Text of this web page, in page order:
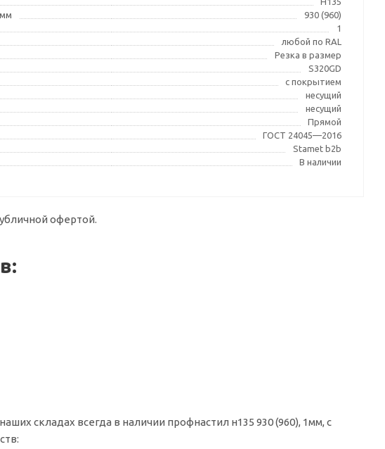
930 (960)
1
любой по RAL
Резка в размер
S320GD
с покрытием
несущий
несущий
Прямой
ГОСТ 24045—2016
Stamet b2b
В наличии
офертой.
складах всегда в наличии профнастил н135 930 (960), 1мм, с